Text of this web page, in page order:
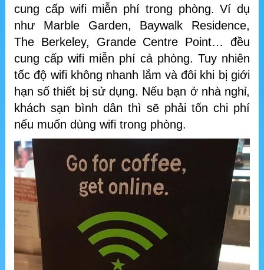
cung cấp wifi miễn phí trong phòng. Ví dụ
như Marble Garden, Baywalk Residence,
The Berkeley, Grande Centre Point… đều
cung cấp wifi miễn phí cả phòng. Tuy nhiên
tốc độ wifi không nhanh lắm và đôi khi bị giới
hạn số thiết bị sử dụng. Nếu bạn ở nhà nghỉ,
khách sạn bình dân thì sẽ phải tốn chi phí
nếu muốn dùng wifi trong phòng.